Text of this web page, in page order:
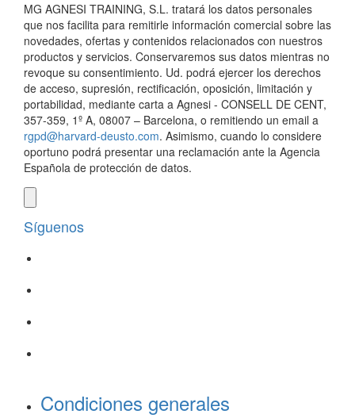
MG AGNESI TRAINING, S.L. tratará los datos personales
que nos facilita para remitirle información comercial sobre las
novedades, ofertas y contenidos relacionados con nuestros
productos y servicios. Conservaremos sus datos mientras no
revoque su consentimiento. Ud. podrá ejercer los derechos
de acceso, supresión, rectificación, oposición, limitación y
portabilidad, mediante carta a Agnesi - CONSELL DE CENT,
357-359, 1º A, 08007 – Barcelona, o remitiendo un email a
rgpd@harvard-deusto.com. Asimismo, cuando lo considere
oportuno podrá presentar una reclamación ante la Agencia
Española de protección de datos.
Síguenos
Condiciones generales